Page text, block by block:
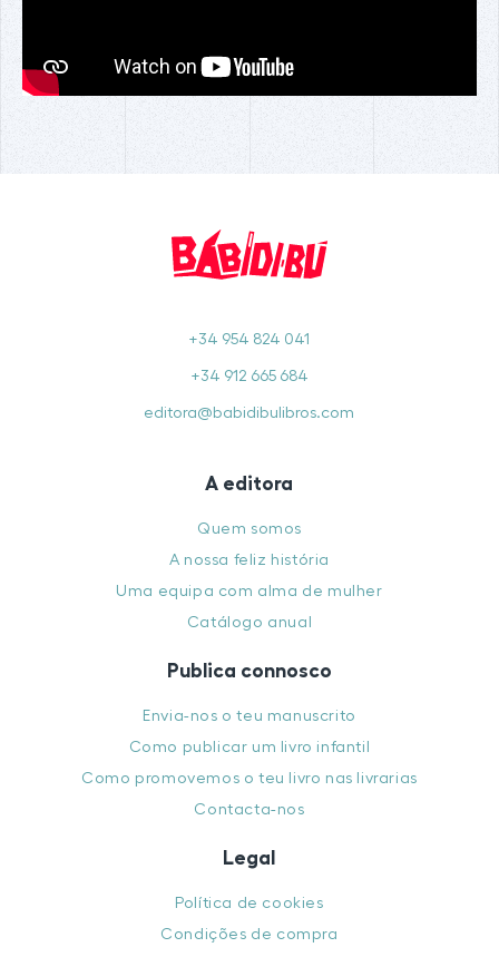
+34 954 824 041
+34 912 665 684
editora@babidibulibros.com
A editora
Quem somos
A nossa feliz história
Uma equipa com alma de mulher
Catálogo anual
Publica connosco
Envia-nos o teu manuscrito
Como publicar um livro infantil
Como promovemos o teu livro nas livrarias
Contacta-nos
Legal
Política de cookies
Condições de compra